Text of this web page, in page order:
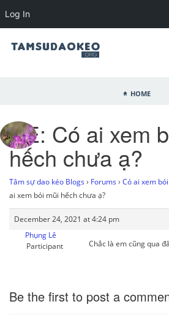
Home
RE: Có ai xem
hếch chưa ạ?
Tâm sự dao kéo Blogs › Forums › Có ai xem
ai xem bói mũi hếch chưa ạ?
December 24, 2021 at 4:24 pm
Phụng Lê
Participant
Chắc là em cũng qua
Be the first to post a
Log In